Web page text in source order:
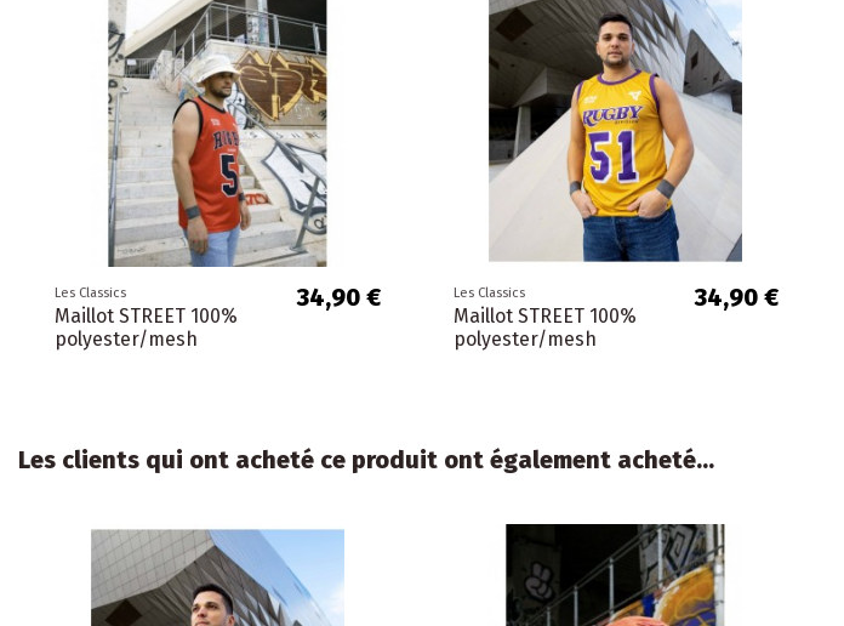
Les Classics
Maillot STREET 100%
polyester/mesh
34,90 € Les Classics
Maillot STREET 100%
polyester/mesh
34,90 €
Les clients qui ont acheté ce produit ont également acheté...